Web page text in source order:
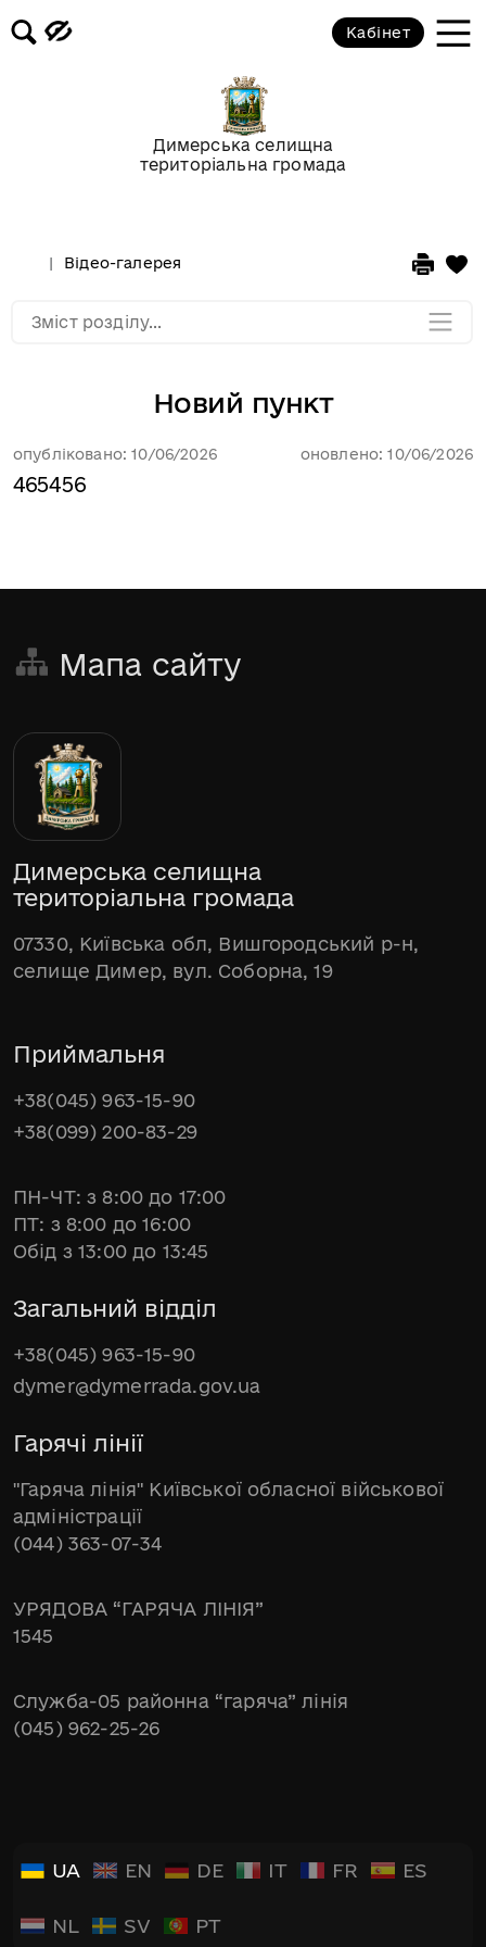
Димерська селищна
територіальна громада
Кабінет
Відео-галерея
Новий пункт
опубліковано: 10/06/2026 оновлено: 10/06/2026
465456
Зміст розділу...
Мапа сайту
Димерська селищна
територіальна громада
07330, Київська обл, Вишгородський р-н,
селище Димер, вул. Соборна, 19
Приймальня
+38(045) 963-15-90
+38(099) 200-83-29
ПН-ЧТ: з 8:00 до 17:00
ПТ: з 8:00 до 16:00
Обід з 13:00 до 13:45
Загальний відділ
+38(045) 963-15-90
dymer@dymerrada.gov.ua
Гарячі лінії
"Гаряча лінія" Київської обласної військової
адміністрації
(044) 363-07-34
УРЯДОВА “ГАРЯЧА ЛІНІЯ”
1545
Служба-05 районна “гаряча” лінія
(045) 962-25-26
UA EN DE IT FR ES
NL SV PT